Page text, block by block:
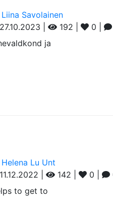
Liina Savolainen
27.10.2023 |
192 | 0 |
ja
Helena Lu Unt
11.12.2022 |
142 | 0 |
to get to